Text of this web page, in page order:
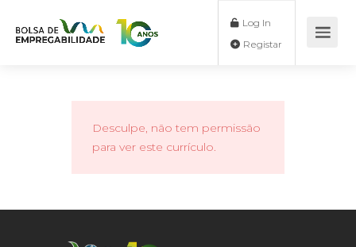
Log In
Desculpe, não tem permissão
para ver este currículo.